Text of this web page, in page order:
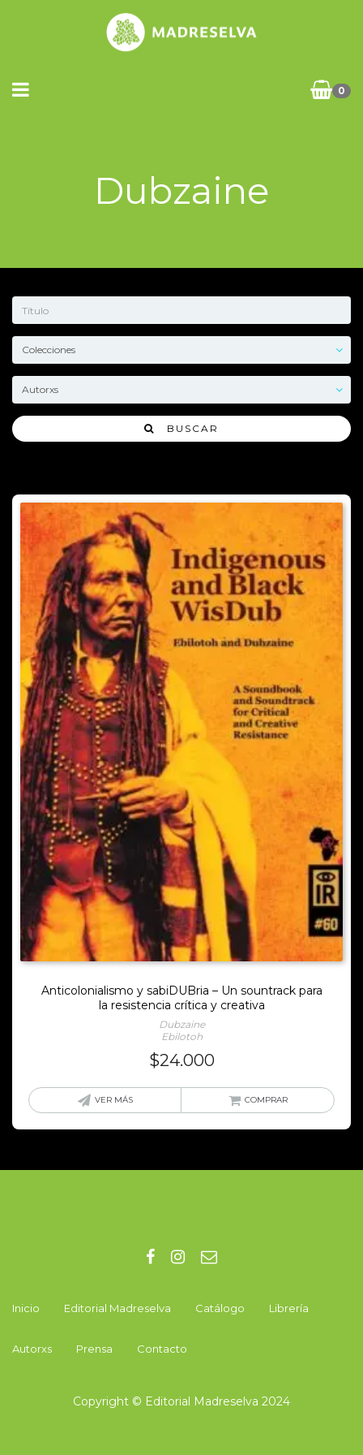
0
Dubzaine
BUSCAR
Anticolonialismo y sabiDUBria – Un sountrack para
la resistencia crítica y creativa
Dubzaine
Ebilotoh
$24.000
VER MÁS COMPRAR
Inicio Editorial Madreselva Catálogo Librería
Autorxs Prensa Contacto
Copyright © Editorial Madreselva 2024